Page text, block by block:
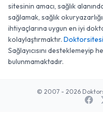
sitesinin amacı, sağlık
sağlamak, sağlık
ihtiyaçlarına uygun en iyi
kolaylaştırmaktır.
Sağlayıcısını
bulunmamaktadır.
© 2007 - 2026